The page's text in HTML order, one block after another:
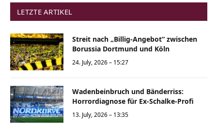
LETZTE ARTIKEL
Streit nach „Billig-Angebot“ zwischen
Borussia Dortmund und Köln
24. July, 2026 – 15:27
Wadenbeinbruch und Bänderriss:
Horrordiagnose für Ex-Schalke-Profi
13. July, 2026 – 13:35